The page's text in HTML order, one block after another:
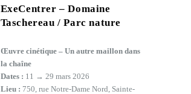
ExeCentrer – Domaine
Taschereau / Parc nature
Œuvre cinétique – Un autre maillon dans
la chaîne
Dates : 11 → 29 mars 2026
Lieu : 750, rue Notre-Dame Nord, Sainte-